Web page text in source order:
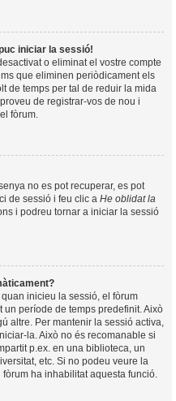
iniciar la sessió!
o eliminat el vostre compte
que eliminen periòdicament els
de temps per tal de reduir la mida
de registrar-vos de nou i
fòrum.
no es pot recuperar, es pot
de sessió i feu clic a He oblidat la
i podreu tornar a iniciar la sessió
quan inicieu la sessió, el fòrum
període de temps predefinit. Això
altre. Per mantenir la sessió activa,
la. Això no és recomanable si
p.ex. en una biblioteca, un
etc. Si no podeu veure la
ha inhabilitat aquesta funció.